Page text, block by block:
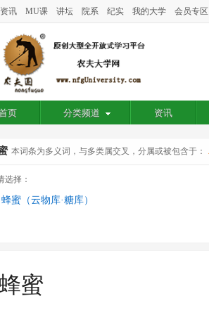
资讯 MU课 讲坛 院系 纪实 我的大学 会员专区
页 分类频道 资讯
本词条为多义词，与多类属交叉，分属或被包含于：
选择：
蜂蜜（云物库·糖库）
蜜